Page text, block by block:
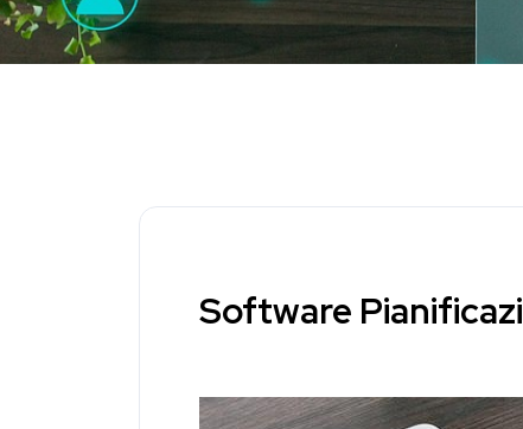
Software